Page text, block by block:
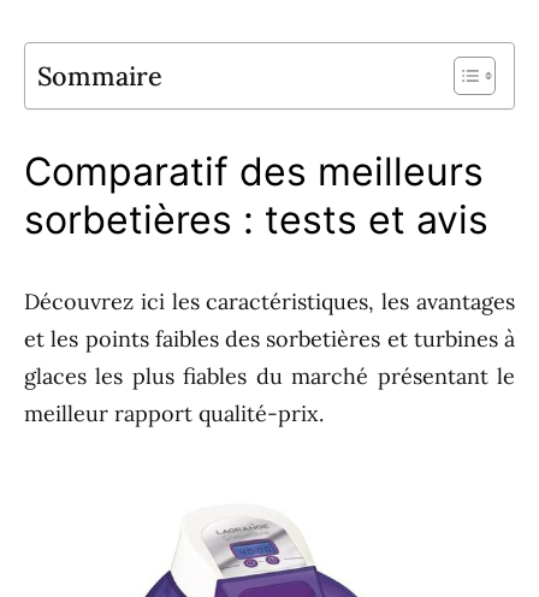
Sommaire
Comparatif des meilleurs
sorbetières : tests et avis
Découvrez ici les caractéristiques, les avantages
et les points faibles des sorbetières et turbines à
glaces les plus fiables du marché présentant le
meilleur rapport qualité-prix.